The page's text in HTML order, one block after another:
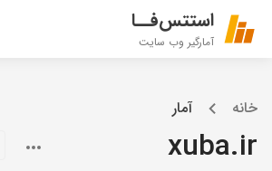
استتس‌فــا
آمارگیر وب سایت
خانه آمار
xuba.ir